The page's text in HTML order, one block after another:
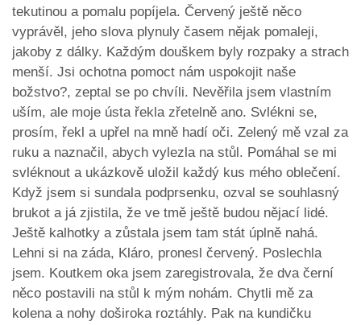
tekutinou a pomalu popíjela. Červený ještě něco
vyprávěl, jeho slova plynuly časem nějak pomaleji,
jakoby z dálky. Každým douškem byly rozpaky a strach
menší. Jsi ochotna pomoct nám uspokojit naše
božstvo?, zeptal se po chvíli. Nevěřila jsem vlastním
uším, ale moje ústa řekla zřetelně ano. Svlékni se,
prosím, řekl a upřel na mně hadí oči. Zelený mě vzal za
ruku a naznačil, abych vylezla na stůl. Pomáhal se mi
svléknout a ukázkově uložil každý kus mého oblečení.
Když jsem si sundala podprsenku, ozval se souhlasný
brukot a já zjistila, že ve tmě ještě budou nějací lidé.
Ještě kalhotky a zůstala jsem tam stát úplně nahá.
Lehni si na záda, Kláro, pronesl červený. Poslechla
jsem. Koutkem oka jsem zaregistrovala, že dva černí
něco postavili na stůl k mým nohám. Chytli mě za
kolena a nohy doširoka roztáhly. Pak na kundičku